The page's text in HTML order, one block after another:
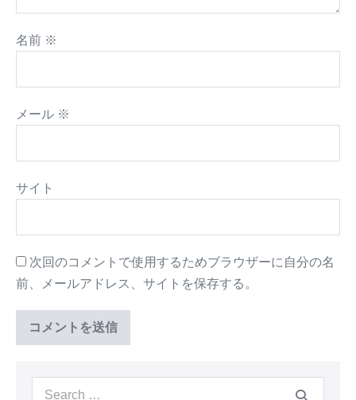
名前 ※
メール ※
サイト
次回のコメントで使用するためブラウザーに自分の名
前、メールアドレス、サイトを保存する。